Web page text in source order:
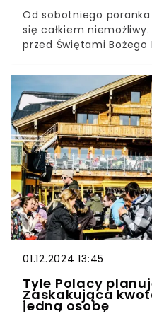
Od sobotniego
się całkiem
przed Świętami
rejsy i nie wiadomo,
latać.
01.12.2024 13:45
Tyle Polacy
Zaskakująca
jedną osobę